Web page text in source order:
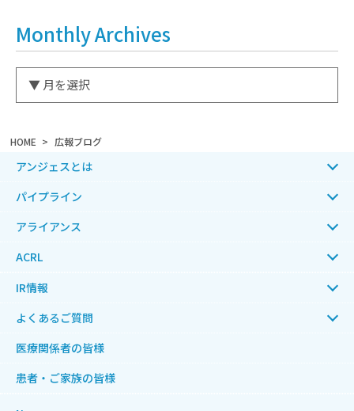
HOME 広報ブログ
Monthly Archives
アンジェスとは
パイプライン
アライアンス
ACRL
IR情報
よくあるご質問
医療関係者の皆様
患者・ご家族の皆様